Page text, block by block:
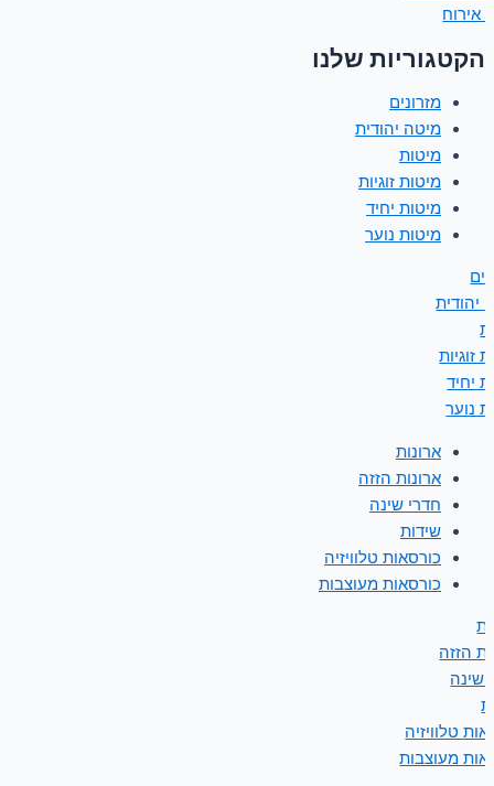
אירוח
הקטגוריות שלנו
מזרונים
מיטה יהודית
מיטות
מיטות זוגיות
מיטות יחיד
מיטות נוער
יהודית
זוגיות
יחיד
נוער
ארונות
ארונות הזזה
חדרי שינה
שידות
כורסאות טלוויזיה
כורסאות מעוצבות
הזזה
שינה
טלוויזיה
מעוצבות